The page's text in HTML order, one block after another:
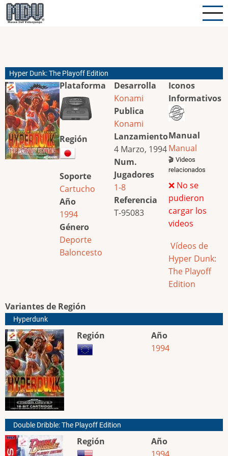
Pasar
al
Hyper Dunk: The Playoff Edition
Plataforma
Región
Soporte
Cartucho
Año
1994
Género
Deporte
Baloncesto
Desarrolla
Konami
Publica
Konami
Lanzamiento
4 Marzo, 1994
Num.
Jugadores
1-8
Referencia
T-95083
Iconos
Informativos
Manual
Manual
🎬 Videos
relacionados
❌ No se
pudieron
cargar los
videos
Vídeos de
Hyper Dunk:
The Playoff
Edition
Variantes de Región
Hyperdunk
Región
Año
1994
Double Dribble: The Playoff Edition
Región
Año